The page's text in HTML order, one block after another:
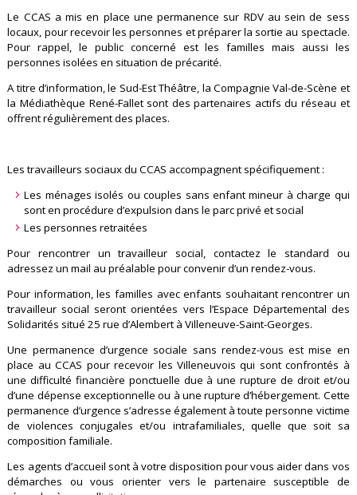
Le CCAS a mis en place une permanence sur RDV au sein de sess
locaux, pour recevoir les personnes et préparer la sortie au spectacle.
Pour rappel, le public concerné est les familles mais aussi les
personnes isolées en situation de précarité.
A titre d’information, le Sud-Est Théâtre, la Compagnie Val-de-Scène et
la Médiathèque René-Fallet sont des partenaires actifs du réseau et
offrent régulièrement des places.
Les travailleurs sociaux du CCAS accompagnent spécifiquement :
Les ménages isolés ou couples sans enfant mineur à charge qui
sont en procédure d’expulsion dans le parc privé et social
Les personnes retraitées
Pour rencontrer un travailleur social, contactez le standard ou
adressez un mail au préalable pour convenir d’un rendez-vous.
Pour information, les familles avec enfants souhaitant rencontrer un
travailleur social seront orientées vers l’Espace Départemental des
Solidarités situé 25 rue d’Alembert à Villeneuve-Saint-Georges.
Une permanence d’urgence sociale sans rendez-vous est mise en
place au CCAS pour recevoir les Villeneuvois qui sont confrontés à
une difficulté financière ponctuelle due à une rupture de droit et/ou
d’une dépense exceptionnelle ou à une rupture d’hébergement. Cette
permanence d’urgence s’adresse également à toute personne victime
de violences conjugales et/ou intrafamiliales, quelle que soit sa
composition familiale.
Les agents d’accueil sont à votre disposition pour vous aider dans vos
démarches ou vous orienter vers le partenaire susceptible de